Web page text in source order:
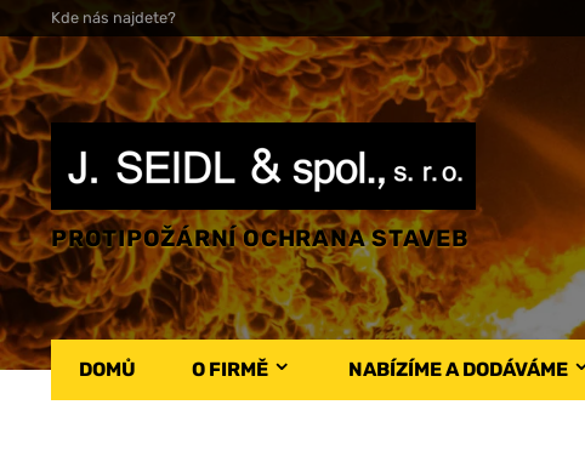
Kde nás najdete?
PROTIPOŽÁRNÍ OCHRANA STAVEB
DOMŮ O FIRMĚ NABÍZÍME A DODÁVÁME